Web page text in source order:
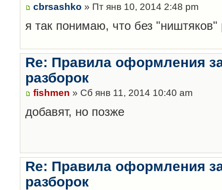
cbrsashko » Пт янв 10, 2014 2:48 pm
я так понимаю, что без "ништяков"
Re: Правила оформления
разборок
fishmen » Сб янв 11, 2014 10:40 am
добавят, но позже
Re: Правила оформления
разборок